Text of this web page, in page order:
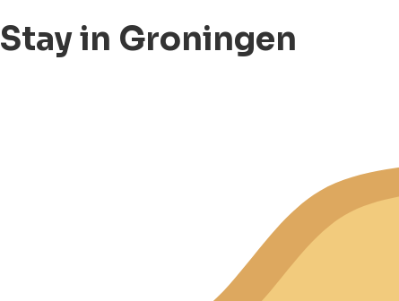
Stay in Groningen